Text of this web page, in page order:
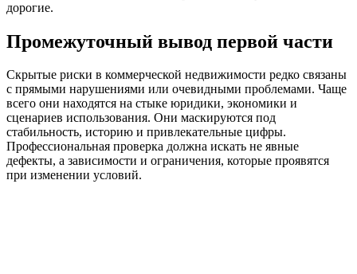
дорогие.
Промежуточный вывод первой части
Скрытые риски в коммерческой недвижимости редко связаны
с прямыми нарушениями или очевидными проблемами. Чаще
всего они находятся на стыке юридики, экономики и
сценариев использования. Они маскируются под
стабильность, историю и привлекательные цифры.
Профессиональная проверка должна искать не явные
дефекты, а зависимости и ограничения, которые проявятся
при изменении условий.